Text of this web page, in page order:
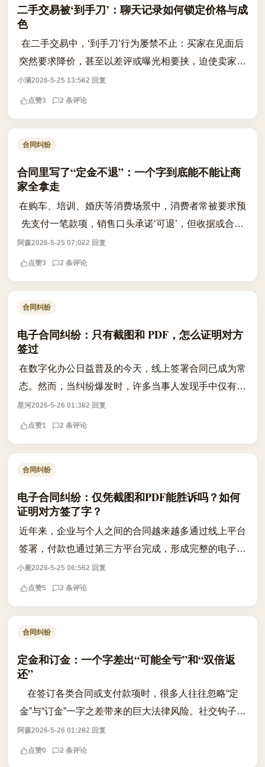
二手交易被‘到手刀’：聊天记录如何锁定价格与成
色
在二手交易中，‘到手刀’行为屡禁不止：买家在见面后
突然要求降价，甚至以差评或曝光相要挟，迫使卖家让
步。此类行为不仅违背诚信原则，更可能构成对买卖合
同的违约。根据《民法典》相关规定，...
小满2026-5-25 13:562 回复
点赞3 2 条评论
合同纠纷
合同里写了“定金不退”：一个字到底能不能让商
家全拿走
在购车、培训、婚庆等消费场景中，消费者常被要求预
先支付一笔款项，销售口头承诺‘可退’，但收据或合同
却明确标注为‘定金’。一旦反悔，商家便以‘定金不退’为
由拒绝退款，引发争议。根据《...
阿森2026-5-25 07:022 回复
点赞3 2 条评论
合同纠纷
电子合同纠纷：只有截图和 PDF，怎么证明对方
签过
在数字化办公日益普及的今天，线上签署合同已成为常
态。然而，当纠纷爆发时，许多当事人发现手中仅有一
份静态的 PDF 文件或聊天截图，而对方却以“非本人签
署”或“系统漏洞”为由拒绝履行义务...
星河2026-5-26 01:392 回复
点赞1 2 条评论
合同纠纷
电子合同纠纷：仅凭截图和PDF能胜诉吗？如何
证明对方签了字？
近年来，企业与个人之间的合同越来越多通过线上平台
签署，付款也通过第三方平台完成，形成完整的电子化
流程。然而一旦发生纠纷，当事人往往只剩下一纸PDF
合同和聊天记录截图，此时法院是否认可...
小鹿2026-5-25 06:552 回复
点赞5 2 条评论
合同纠纷
定金和订金：一个字差出“可能全亏”和“双倍返
还”
在签订各类合同或支付款项时，很多人往往忽略“定
金”与“订金”一字之差带来的巨大法律风险。社交钩子在
于，许多人交钱时天真地以为这笔钱随时可以退回，反
悔时才发现收据上赫然写着“定金”。...
阿森2026-5-26 01:292 回复
点赞0 2 条评论